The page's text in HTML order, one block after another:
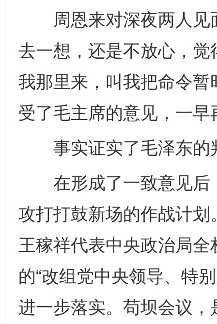
周恩来对深夜两人见
去一想，还是不放心，
我那里来，叫我把命令
受了毛主席的意见，一
事实证实了毛泽东的
在形成了一致意见后
攻打打鼓新场的作战计
王稼祥代表中央政治局
的“改组党中央领导、特
进一步落实。苟坝会议